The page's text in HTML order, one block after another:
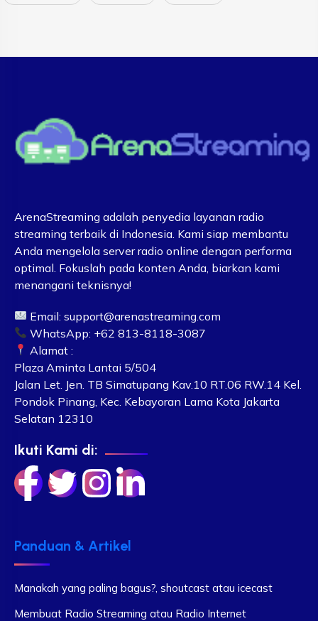
ArenaStreaming adalah penyedia layanan radio
streaming terbaik di Indonesia. Kami siap membantu
Anda mengelola server radio online dengan performa
optimal. Fokuslah pada konten Anda, biarkan kami
menangani teknisnya!
Email:support@arenastreaming.com
WhatsApp: +62 813-8118-3087
Alamat :
Plaza Aminta Lantai 5/504
Jalan Let. Jen. TB Simatupang Kav.10 RT.06 RW.14 Kel.
Pondok Pinang, Kec. Kebayoran Lama Kota Jakarta
Selatan 12310
Ikuti Kami di:
Panduan & Artikel
Manakah yang paling bagus?, shoutcast atau icecast
Membuat Radio Streaming atau Radio Internet